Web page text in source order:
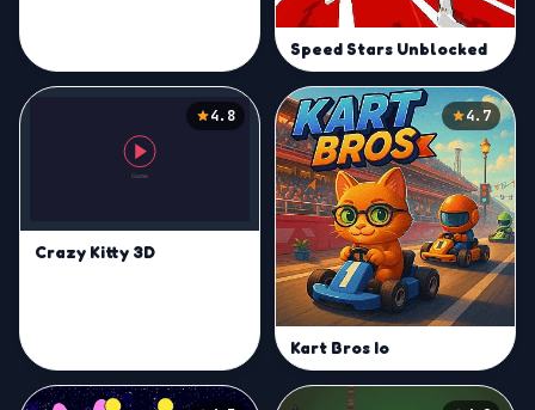
Speed Stars Unblocked
4.8
Crazy Kitty 3D
4.7
Kart Bros Io